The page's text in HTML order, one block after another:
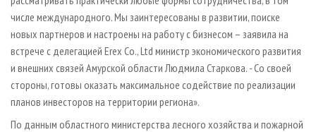
числе международного. Мы заинтересованы в развитии, поиске
новых партнеров и настроены на работу с бизнесом – заявила на
встрече с делегацией Erex Co., Ltd министр экономического развития
и внешних связей Амурской области Людмила Старкова. - Со своей
стороны, готовы оказать максимальное содействие по реализации
планов инвесторов на территории региона».
По данным областного министерства лесного хозяйства и пожарной